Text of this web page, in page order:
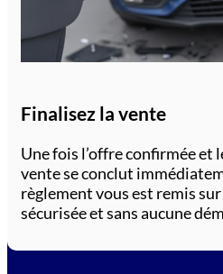
Finalisez la vente
Une fois l’offre confirmée et
vente se conclut
règlement vous est remis
sécurisée et sans aucune